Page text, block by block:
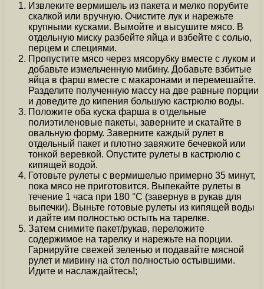
Извлеките вермишель из пакета и мелко порубите
скалкой или вручную. Очистите лук и нарежьте
крупными кусками. Вымойте и высушите мясо. В
отдельную миску разбейте яйца и взбейте с солью,
перцем и специями.
Пропустите мясо через мясорубку вместе с луком и
добавьте измельченную мибину. Добавьте взбитые
яйца в фарш вместе с макаронами и перемешайте.
Разделите полученную массу на две равные порции
и доведите до кипения большую кастрюлю воды.
Положите оба куска фарша в отдельные
полиэтиленовые пакеты, заверните и скатайте в
овальную форму. Заверните каждый рулет в
отдельный пакет и плотно завяжите бечевкой или
тонкой веревкой. Опустите рулеты в кастрюлю с
кипящей водой.
Готовьте рулеты с вермишелью примерно 35 минут,
пока мясо не приготовится. Выпекайте рулеты в
течение 1 часа при 180 °C (завернув в рукав для
выпечки). Выньте готовые рулеты из кипящей воды
и дайте им полностью остыть на тарелке.
Затем снимите пакет/рукав, переложите
содержимое на тарелку и нарежьте на порции.
Гарнируйте свежей зеленью и подавайте мясной
рулет и мивину на стол полностью остывшими.
Идите и наслаждайтесь!;